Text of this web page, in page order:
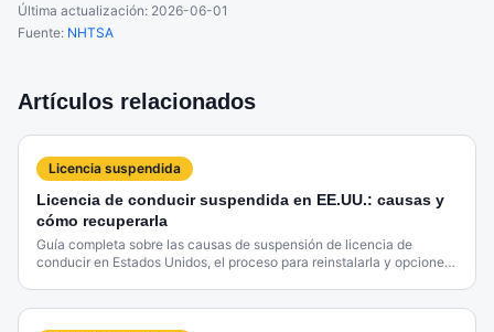
Última actualización: 2026-06-01
Fuente: NHTSA
Artículos relacionados
Licencia suspendida
Licencia de conducir suspendida en EE.UU.: causas y
cómo recuperarla
Guía completa sobre las causas de suspensión de licencia de
conducir en Estados Unidos, el proceso para reinstalarla y opciones